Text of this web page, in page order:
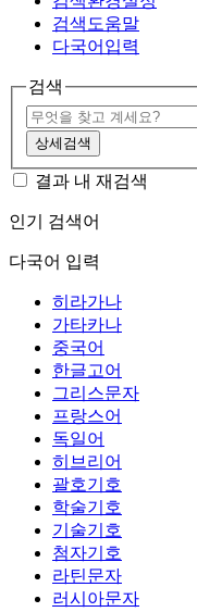
검색도움말
다국어입력
검색
상세검색
결과 내 재검색
인기 검색어
다국어 입력
히라가나
가타카나
중국어
한글고어
그리스문자
프랑스어
독일어
히브리어
괄호기호
학술기호
기술기호
첨자기호
라틴문자
러시아문자